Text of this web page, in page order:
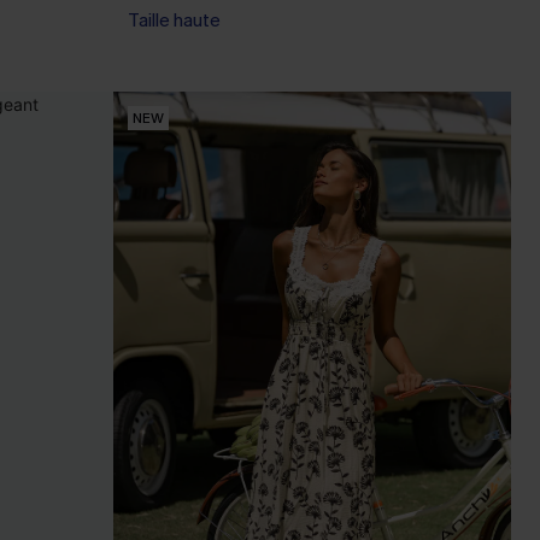
Taille haute
NEW